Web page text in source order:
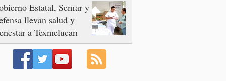
Estatal, Semar y
llevan salud y
a Texmelucan